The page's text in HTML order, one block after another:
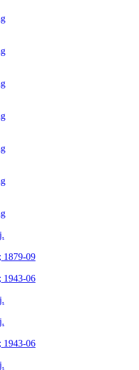
1879-09
1943-06
1943-06